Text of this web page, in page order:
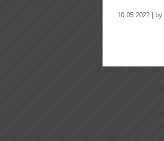
10.05.2022 | by